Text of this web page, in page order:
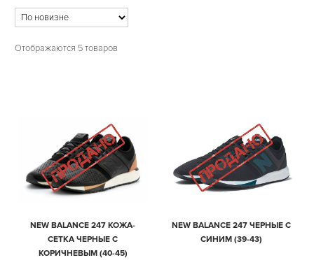
Отображаются 5 товаров
NEW BALANCE 247 КОЖА-
СЕТКА ЧЕРНЫЕ С
КОРИЧНЕВЫМ (40-45)
NEW BALANCE 247 ЧЕРНЫЕ С
СИНИМ (39-43)